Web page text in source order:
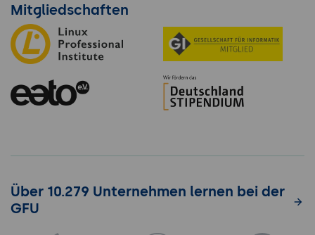
Mitgliedschaften
Über 10.279 Unternehmen lernen bei der
GFU